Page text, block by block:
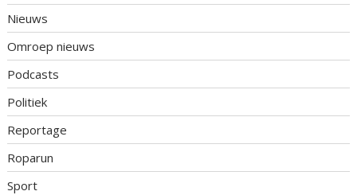
Nieuws
Omroep nieuws
Podcasts
Politiek
Reportage
Roparun
Sport